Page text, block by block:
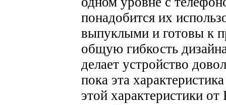
понадобится их
выпуклыми и готовы к
общую гибкость
делает устройство
пока эта
этой характеристики